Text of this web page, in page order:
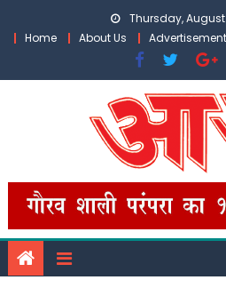
Thursday, August
Home
About Us Advertisement